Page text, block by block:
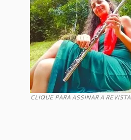
CLIQUE PARA ASSINAR A REVISTA